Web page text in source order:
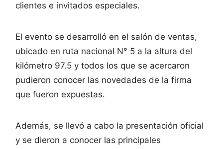
clientes e invitados especiales.
El evento se desarrolló en el salón de ventas,
ubicado en ruta nacional N° 5 a la altura del
kilómetro 97.5 y todos los que se acercaron
pudieron conocer las novedades de la firma
que fueron expuestas.
Además, se llevó a cabo la presentación oficial
y se dieron a conocer las principales